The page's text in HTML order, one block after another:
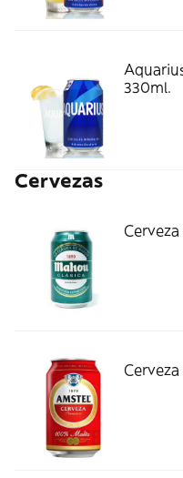
330ml.
Cervezas